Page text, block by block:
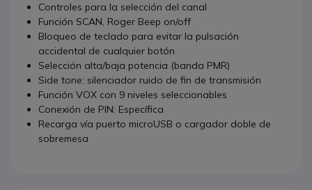
Controles para la selección del canal
Función SCAN, Roger Beep on/off
Bloqueo de teclado para evitar la pulsación
accidental de cualquier botón
Selección alta/baja potencia (banda PMR)
Side tone: silenciador ruido de fin de transmisión
Función VOX con 9 niveles seleccionables
Conexión de PIN: Específica
Recarga vía puerto microUSB o cargador doble de
sobremesa